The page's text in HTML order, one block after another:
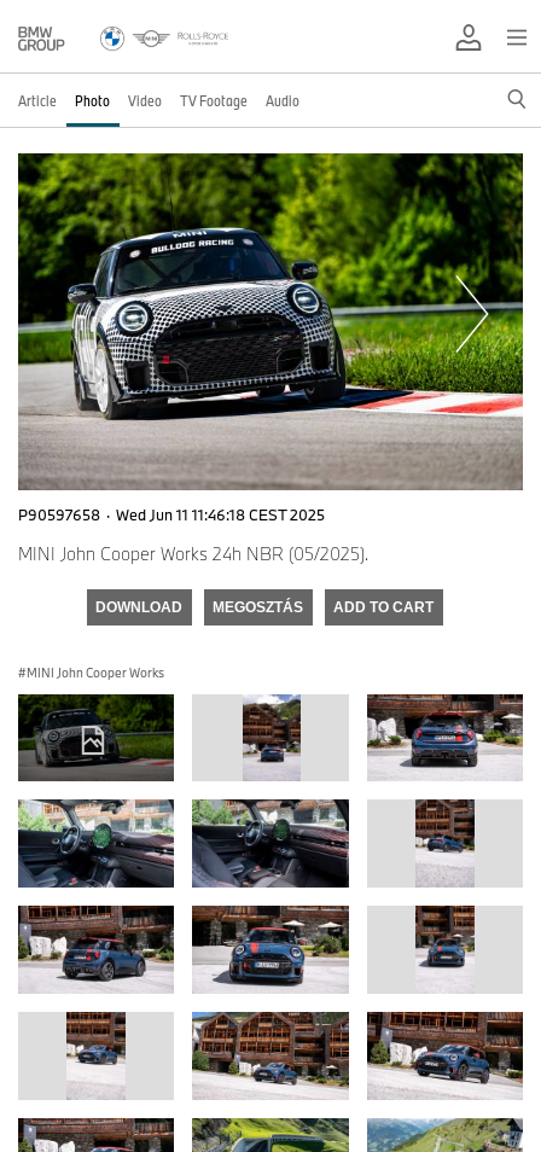
Article Photo Video TV Footage Audio
P90597658 · Wed Jun 11 11:46:18 CEST 2025
MINI John Cooper Works 24h NBR (05/2025).
DOWNLOAD MEGOSZTÁS ADD TO CART
MINI John Cooper Works